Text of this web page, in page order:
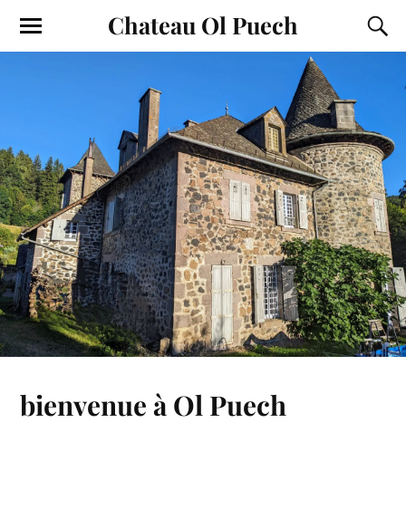
Chateau Ol Puech
bienvenue à Ol Puech